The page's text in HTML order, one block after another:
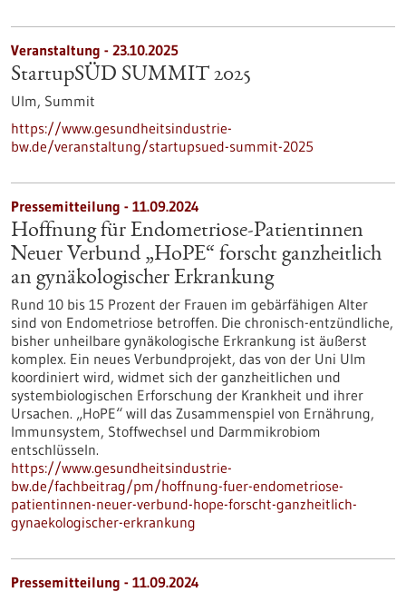
Veranstaltung - 23.10.2025
StartupSÜD SUMMIT 2025
Ulm, Summit
https://www.gesundheitsindustrie-
bw.de/veranstaltung/startupsued-summit-2025
Pressemitteilung - 11.09.2024
Hoffnung für Endometriose-Patientinnen
Neuer Verbund „HoPE“ forscht ganzheitlich
an gynäkologischer Erkrankung
Rund 10 bis 15 Prozent der Frauen im gebärfähigen Alter
sind von Endometriose betroffen. Die chronisch-entzündliche,
bisher unheilbare gynäkologische Erkrankung ist äußerst
komplex. Ein neues Verbundprojekt, das von der Uni Ulm
koordiniert wird, widmet sich der ganzheitlichen und
systembiologischen Erforschung der Krankheit und ihrer
Ursachen. „HoPE“ will das Zusammenspiel von Ernährung,
Immunsystem, Stoffwechsel und Darmmikrobiom
entschlüsseln.
https://www.gesundheitsindustrie-
bw.de/fachbeitrag/pm/hoffnung-fuer-endometriose-
patientinnen-neuer-verbund-hope-forscht-ganzheitlich-
gynaekologischer-erkrankung
Pressemitteilung - 11.09.2024